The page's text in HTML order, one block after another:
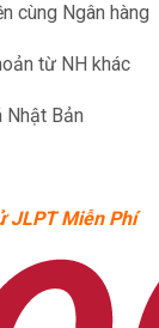
cùng Ngân hàng
từ NH khác
Nhật Bản
JLPT Miễn Phí